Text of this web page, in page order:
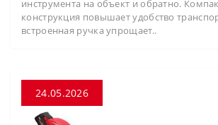
инструмента на объект и обратно.
конструкция повышает удобство
встроенная ручка упрощает..
24.05.2026